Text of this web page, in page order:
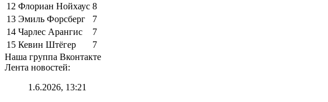
12 Флориан Нойхаус 8
13 Эмиль Форсберг
7
14 Чарлес Арангис
7
15 Кевин Штёгер
7
Наша группа Вконтакте
Лента новостей:
1.6.2026, 13:21